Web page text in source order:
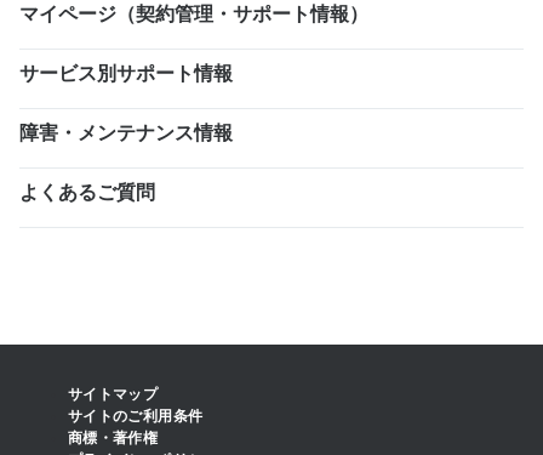
マイページ（契約管理・サポート情報）
サービス別サポート情報
障害・メンテナンス情報
よくあるご質問
サイトマップ
サイトのご利用条件
商標・著作権